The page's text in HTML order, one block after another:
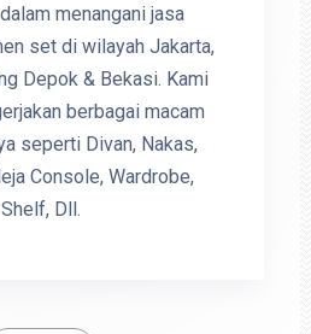
menangani jasa
set di wilayah Jakarta,
Depok & Bekasi. Kami
berbagai macam
seperti Divan, Nakas,
Console, Wardrobe,
Shelf, Dll.